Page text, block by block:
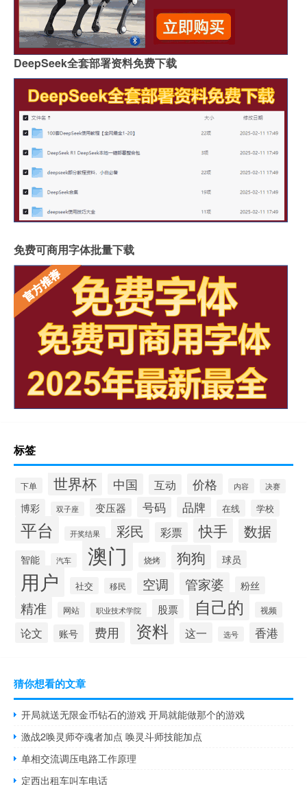
DeepSeek全套部署资料免费下载
免费可商用字体批量下载
标签
下单 世界杯 中国 互动 价格 内容 决赛
博彩 双子座 变压器 号码 品牌 在线 学校
平台 开奖结果 彩民 彩票 快手 数据
智能 汽车 澳门 烧烤 狗狗 球员
用户 社交 移民 空调 管家婆 粉丝
精准 网站 职业技术学院 股票 自己的 视频
论文 账号 费用 资料 这一 选号 香港
猜你想看的文章
开局就送无限金币钻石的游戏 开局就能做那个的游戏
激战2唤灵师夺魂者加点 唤灵斗师技能加点
单相交流调压电路工作原理
定西出租车叫车电话